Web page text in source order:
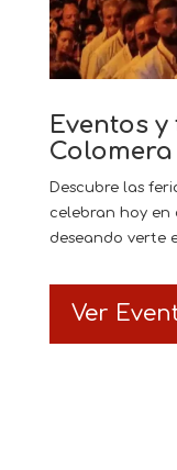
Eventos
Colomera
Descubre las
celebran hoy en
deseando verte
Ver